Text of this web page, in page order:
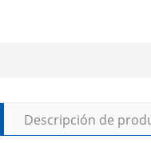
Descripción de